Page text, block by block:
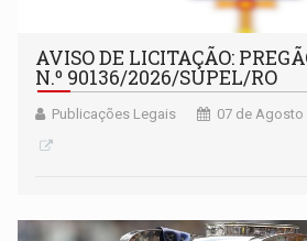
AVISO DE LICITAÇÃO:
N.º 90136/2026/SUPEL/RO
Publicações Legais 07 de Agosto